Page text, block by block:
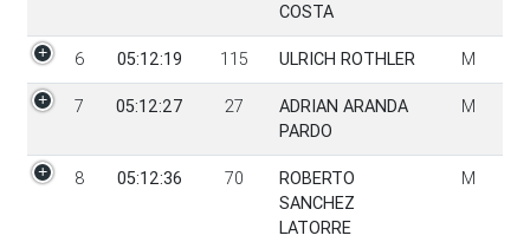
COSTA
6 05:12:19 115 ULRICH ROTHLER M
7 05:12:27 27
ADRIAN ARANDA
PARDO
M
8 05:12:36 70
ROBERTO
SANCHEZ
LATORRE
M